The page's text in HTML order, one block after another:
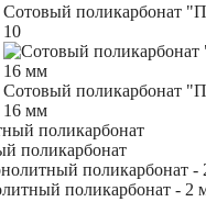
Сотовый поликарбонат
10
Сотовый поликарбонат
16 мм
поликарбонат
поликарбонат - 2